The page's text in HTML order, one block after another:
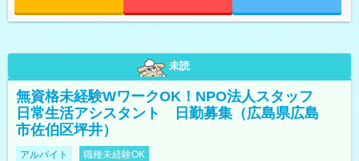
未読
無資格未経験WワークOK！NPO法人スタッフ
日常生活アシスタント 日勤募集（広島県広島
市佐伯区坪井）
アルバイト 職種未経験OK